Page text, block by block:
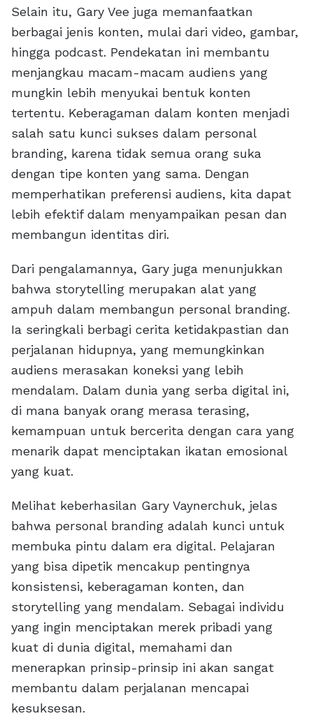
Selain itu, Gary Vee juga memanfaatkan
berbagai jenis konten, mulai dari video, gambar,
hingga podcast. Pendekatan ini membantu
menjangkau macam-macam audiens yang
mungkin lebih menyukai bentuk konten
tertentu. Keberagaman dalam konten menjadi
salah satu kunci sukses dalam personal
branding, karena tidak semua orang suka
dengan tipe konten yang sama. Dengan
memperhatikan preferensi audiens, kita dapat
lebih efektif dalam menyampaikan pesan dan
membangun identitas diri.
Dari pengalamannya, Gary juga menunjukkan
bahwa storytelling merupakan alat yang
ampuh dalam membangun personal branding.
Ia seringkali berbagi cerita ketidakpastian dan
perjalanan hidupnya, yang memungkinkan
audiens merasakan koneksi yang lebih
mendalam. Dalam dunia yang serba digital ini,
di mana banyak orang merasa terasing,
kemampuan untuk bercerita dengan cara yang
menarik dapat menciptakan ikatan emosional
yang kuat.
Melihat keberhasilan Gary Vaynerchuk, jelas
bahwa personal branding adalah kunci untuk
membuka pintu dalam era digital. Pelajaran
yang bisa dipetik mencakup pentingnya
konsistensi, keberagaman konten, dan
storytelling yang mendalam. Sebagai individu
yang ingin menciptakan merek pribadi yang
kuat di dunia digital, memahami dan
menerapkan prinsip-prinsip ini akan sangat
membantu dalam perjalanan mencapai
kesuksesan.